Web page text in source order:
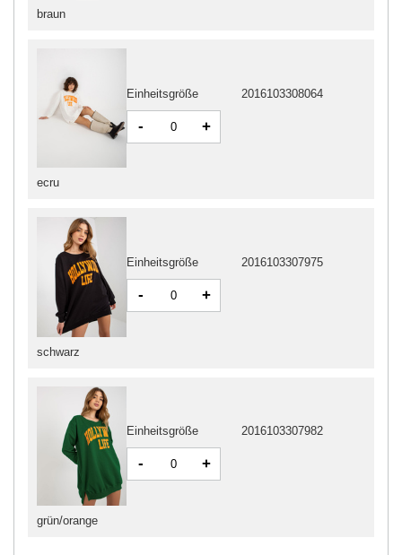
ecru
Einheitsgröße 2016103308064
- +
schwarz
Einheitsgröße 2016103307975
- +
grün/orange
Einheitsgröße 2016103307982
- +
braun